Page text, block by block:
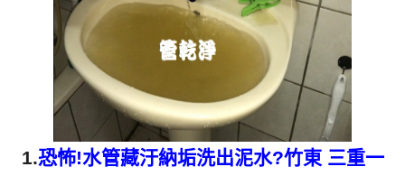
1.恐怖!水管藏汙納垢洗出泥水?竹東 三重一